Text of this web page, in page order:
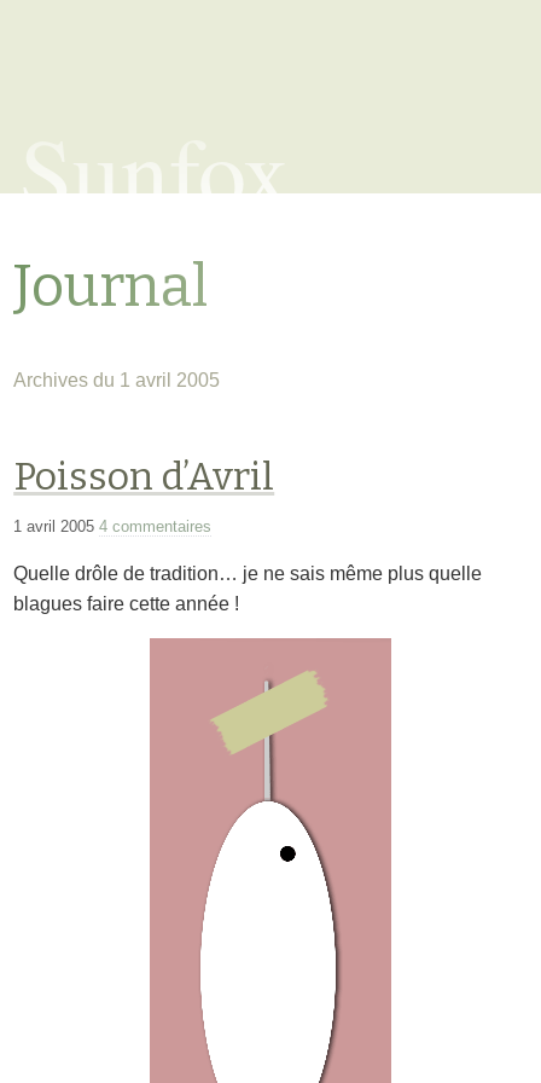
Sunfox
Journal
Archives du 1 avril 2005
Poisson d’Avril
1 avril 20054 commentaires
Quelle drôle de tradition… je ne sais même plus quelle
blagues faire cette année !